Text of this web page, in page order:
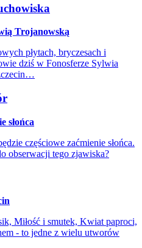
Trojanowską
płytach, bryczesach i
dziś w Fonosferze Sylwia
słońca
częściowe zaćmienie słońca.
obserwacji tego zjawiska?
Miłość i smutek, Kwiat paproci,
- to jedne z wielu utworów